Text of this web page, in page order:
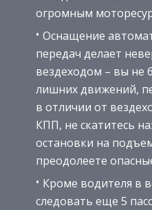
огромным
Оснащение
передач делает
вездеходом – вы не
лишних движений,
в отличии от
КПП, не скатитесь
остановки на
преодолеете
Кроме водителя в
следовать еще 5